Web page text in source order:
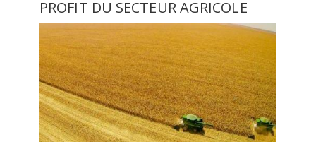
PROFIT DU SECTEUR AGRICOLE